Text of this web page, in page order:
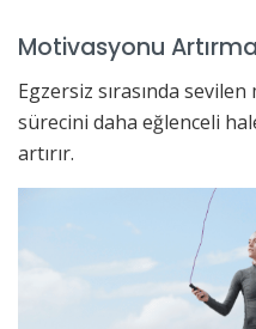
Motivasyonu
Egzersiz sırasında
sürecini daha eğlenceli
artırır.